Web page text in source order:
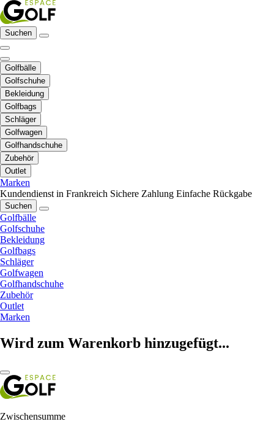
Suchen
Golfbälle
Golfschuhe
Bekleidung
Golfbags
Schläger
Golfwagen
Golfhandschuhe
Zubehör
Outlet
Marken
Kundendienst in Frankreich Sichere Zahlung Einfache Rückgabe
Suchen
Golfbälle
Golfschuhe
Bekleidung
Golfbags
Schläger
Golfwagen
Golfhandschuhe
Zubehör
Outlet
Marken
Wird zum Warenkorb hinzugefügt...
Zwischensumme